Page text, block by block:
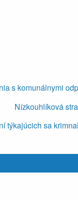
s komunálnymi
Nízkouhlíková
týkajúcich sa